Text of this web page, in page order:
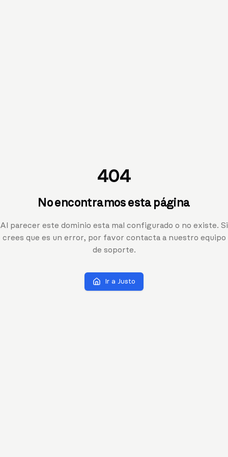
404
No encontramos esta página
Al parecer este dominio esta mal configurado o no existe. Si
crees que es un error, por favor contacta a nuestro equipo
de soporte.
Ir a Justo